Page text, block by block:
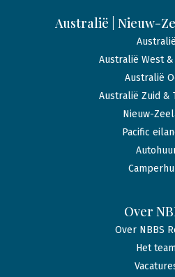
Australië | Nieuw-
Australië
Australië West
Australië
Australië Zuid &
Nieuw-
Pacific
Over
Over NBBS
Het